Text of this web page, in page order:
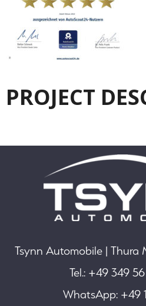
PROJECT
Tsynn Automobile | Thura
Tel.: +49 349
WhatsApp: +49